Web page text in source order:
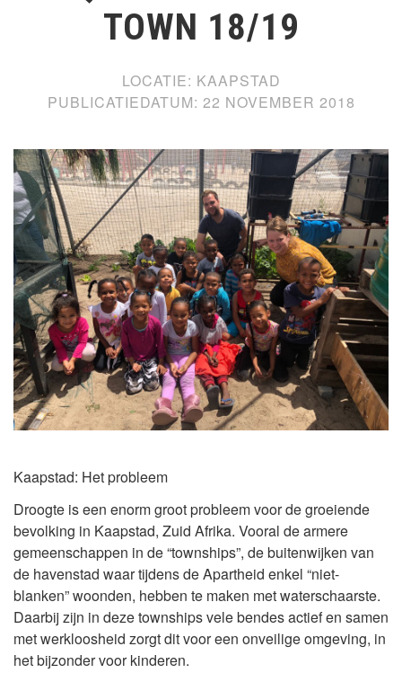
TOWN 18/19
LOCATIE: KAAPSTAD
PUBLICATIEDATUM: 22 NOVEMBER 2018
Kaapstad: Het probleem
Droogte is een enorm groot probleem voor de groeiende
bevolking in Kaapstad, Zuid Afrika. Vooral de armere
gemeenschappen in de “townships”, de buitenwijken van
de havenstad waar tijdens de Apartheid enkel “niet-
blanken” woonden, hebben te maken met waterschaarste.
Daarbij zijn in deze townships vele bendes actief en samen
met werkloosheid zorgt dit voor een onveilige omgeving, in
het bijzonder voor kinderen.